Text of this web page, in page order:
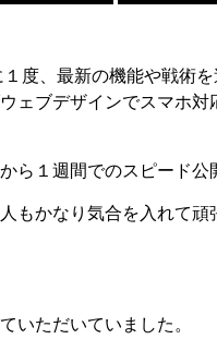
度、最新の機能や戦術
ェブデザインでスマホ対
ら１週間でのスピード公
もかなり気合を入れて
いただいていました。